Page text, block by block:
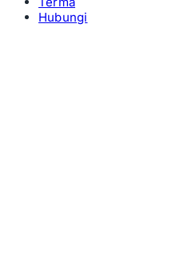
Hubungi